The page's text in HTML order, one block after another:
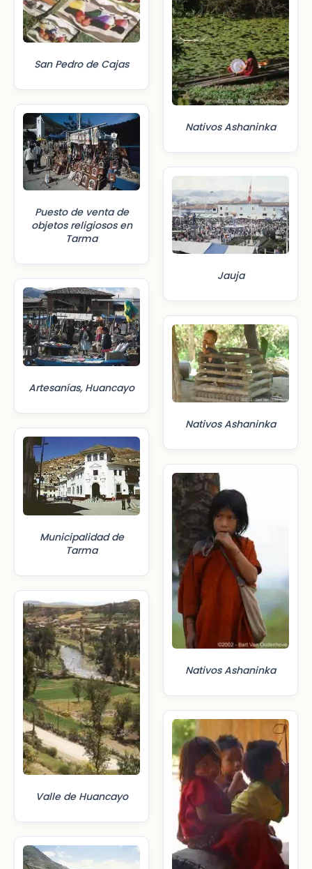
San Pedro de Cajas
Puesto de venta de
objetos religiosos en
Tarma
Artesanías, Huancayo
Municipalidad de
Tarma
Valle de Huancayo
Nativos Ashaninka
Jauja
Nativos Ashaninka
Nativos Ashaninka